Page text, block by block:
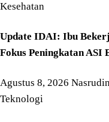
Kesehatan
Update IDAI: Ibu
Fokus Peningkatan ASI
Agustus 8, 2026 Nasrudin
Teknologi